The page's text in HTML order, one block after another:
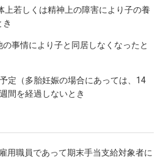
上若しくは精神上の障害により子の養
事情により子と同居しなくなったと
定（多胎妊娠の場合にあっては、14
間を経過しないとき
用職員であって期末手当支給対象者に